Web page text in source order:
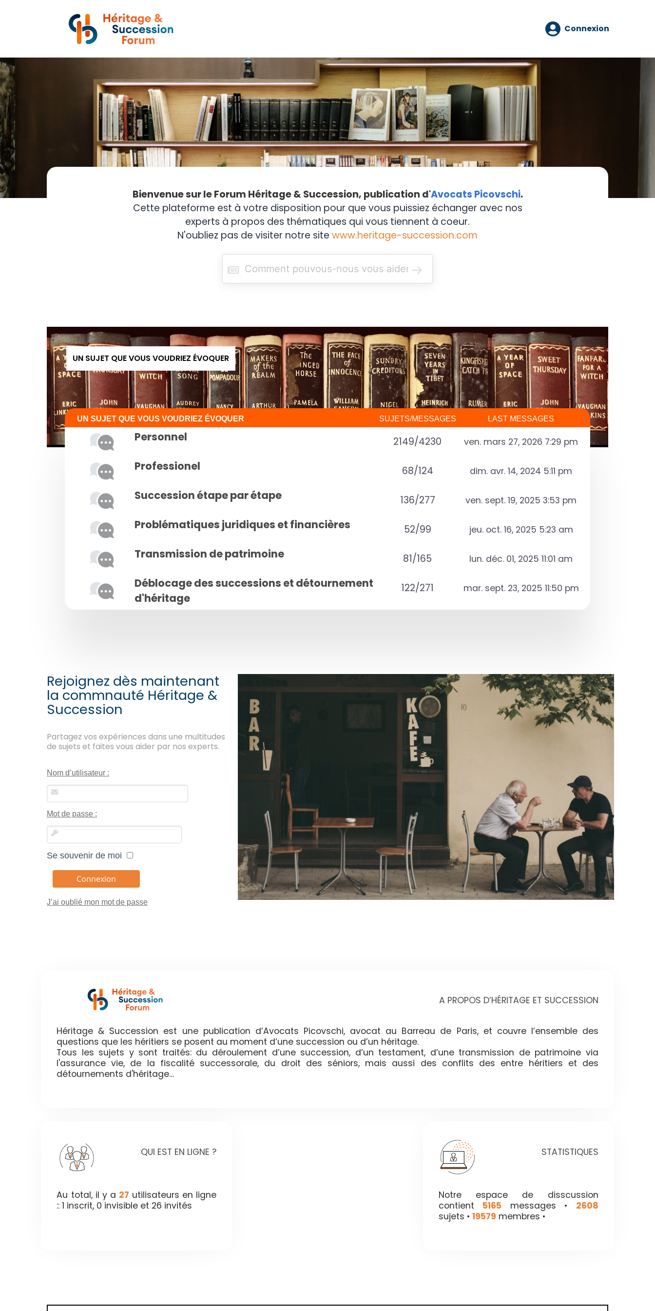
Connexion
Bienvenue sur le Forum Héritage & Succession, publication d'Avocats Picovschi.
Cette plateforme est à votre disposition pour que vous puissiez échanger avec nos
experts à propos des thématiques qui vous tiennent à coeur.
N'oubliez pas de visiter notre site www.heritage-succession.com
R
c
h
e
r
UN SUJET QUE VOUS VOUDRIEZ ÉVOQUER
UN SUJET QUE VOUS VOUDRIEZ ÉVOQUER SUJETS/MESSAGES LAST MESSAGES
Personnel 2149/4230 ven. mars 27, 2026 7:29 pm
Professionel 68/124 dim. avr. 14, 2024 5:11 pm
Succession étape par étape 136/277 ven. sept. 19, 2025 3:53 pm
Problématiques juridiques et financières 52/99 jeu. oct. 16, 2025 5:23 am
Transmission de patrimoine 81/165 lun. déc. 01, 2025 11:01 am
Déblocage des successions et détournement
d'héritage
122/271 mar. sept. 23, 2025 11:50 pm
Rejoignez dès maintenant
la commnauté Héritage &
Succession
Partagez vos expériences dans une multitudes
de sujets et faites vous aider par nos experts.
Nom d’utilisateur :
Mot de passe :
Se souvenir de moi
J’ai oublié mon mot de passe
A PROPOS D’HÉRITAGE ET SUCCESSION
Héritage & Succession est une publication d’Avocats Picovschi, avocat au Barreau de Paris, et couvre l’ensemble des
questions que les héritiers se posent au moment d’une succession ou d’un héritage.
Tous les sujets y sont traités: du déroulement d’une succession, d’un testament, d’une transmission de patrimoine via
l'assurance vie, de la fiscalité successorale, du droit des séniors, mais aussi des conflits des entre héritiers et des
détournements d'héritage…
QUI EST EN LIGNE ?
Au total, il y a 27 utilisateurs en ligne
:: 1 inscrit, 0 invisible et 26 invités
STATISTIQUES
Notre espace de disscussion
contient 5165 messages • 2608
sujets • 19579 membres •